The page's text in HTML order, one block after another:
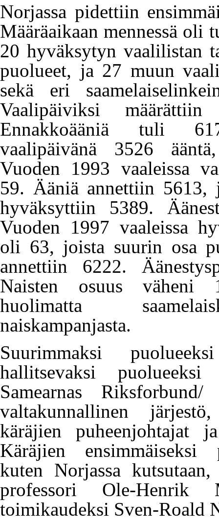
Norjassa pidettiin
Määräaikaan mennessä oli
20 hyväksytyn vaalilistan
puolueet, ja 27 muun
sekä eri
Vaalipäiviksi
Ennakkoääniä tuli
vaalipäivänä 3526
Vuoden 1993 vaaleissa
59. Ääniä annettiin
hyväksyttiin 5389.
Vuoden 1997 vaaleissa
oli 63, joista suurin osa
annettiin 6222.
Naisten osuus väheni
huolimatta
naiskampanjasta.
Suurimmaksi
hallitsevaksi
Samearnas
valtakunnallinen
käräjien puheenjohtajat
Käräjien ensimmäiseksi
kuten Norjassa
professori Ole-
toimikaudeksi Sven-Roald